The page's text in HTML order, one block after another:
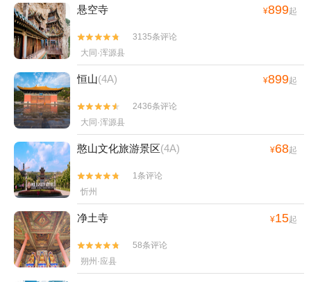
悬空寺 ¥899起


3135条评论
大同·浑源县
恒山(4A) ¥899起


2436条评论
大同·浑源县
憨山文化旅游景区(4A) ¥68起


1条评论
忻州
净土寺 ¥15起


58条评论
朔州·应县